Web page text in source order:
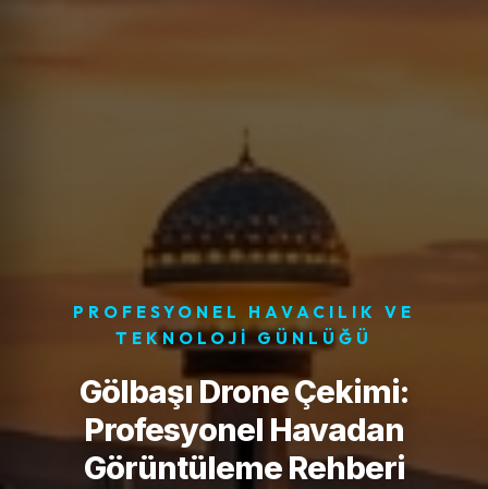
PROFESYONEL HAVACILIK VE
TEKNOLOJI GÜNLÜĞÜ
Gölbaşı Drone Çekimi:
Profesyonel Havadan
Görüntüleme Rehberi